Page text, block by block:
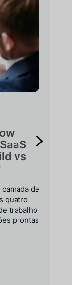
vs
de
quatro
trabalho
prontas